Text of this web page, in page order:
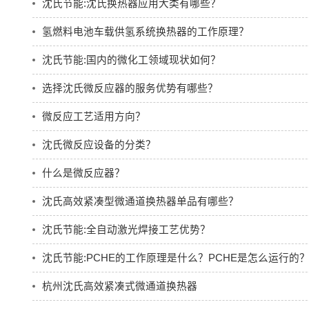
沈氏节能:沈氏换热器应用大类有哪些？
氢燃料电池车载供氢系统换热器的工作原理？
沈氏节能:国内的微化工领域现状如何？
选择沈氏微反应器的服务优势有哪些？
微反应工艺适用方向？
沈氏微反应设备的分类？
什么是微反应器？
沈氏高效紧凑型微通道换热器单品有哪些？
沈氏节能:全自动激光焊接工艺优势？
沈氏节能:PCHE的工作原理是什么？PCHE是怎么运行的？
杭州沈氏高效紧凑式微通道换热器